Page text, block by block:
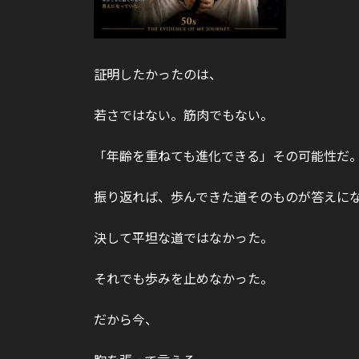
証明したかったのは、
若さではない。筋肉でもない。
「年齢を重ねても進化できる」その可能性だ。
振り返れば、歩んできた道そのものが答えに
決して平坦な道ではなかった。
それでも歩みを止めなかった。
だから今、